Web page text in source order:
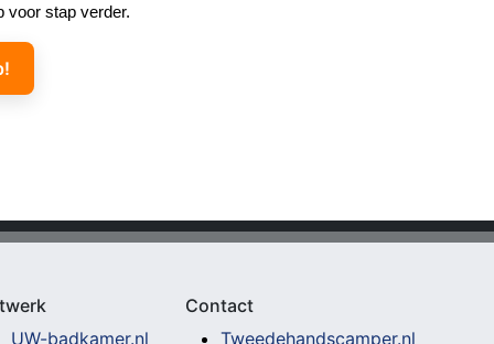
voor stap verder.
UW-badkamer.nl
Contact
Tweedehandscamper.nl